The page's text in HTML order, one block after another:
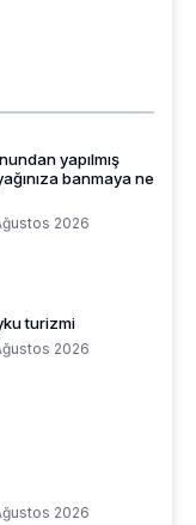
yapılmış
banmaya ne
2026
turizmi
2026
2026